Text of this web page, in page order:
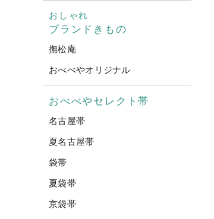
おしゃれ
ブランドきもの
撫松庵
おべべやオリジナル
おべべやセレクト帯
名古屋帯
夏名古屋帯
袋帯
夏袋帯
京袋帯